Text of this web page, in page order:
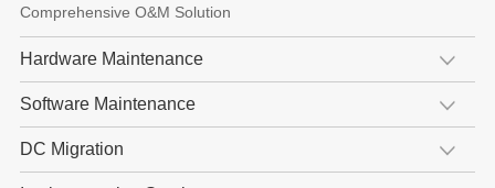
Comprehensive O&M Solution
Hardware Maintenance
Software Maintenance
DC Migration